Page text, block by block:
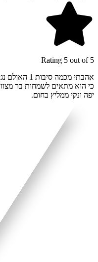
Rating 5 out of 5
כי הוא מתאים לשמחות בר
יפה ונקי ממליץ בחום.